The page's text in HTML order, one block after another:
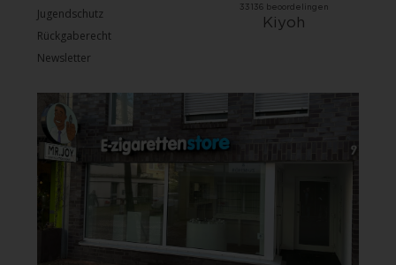
Jugendschutz
Rückgaberecht
Newsletter